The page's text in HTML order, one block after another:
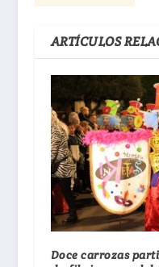
ARTÍCULOS
Doce carrozas